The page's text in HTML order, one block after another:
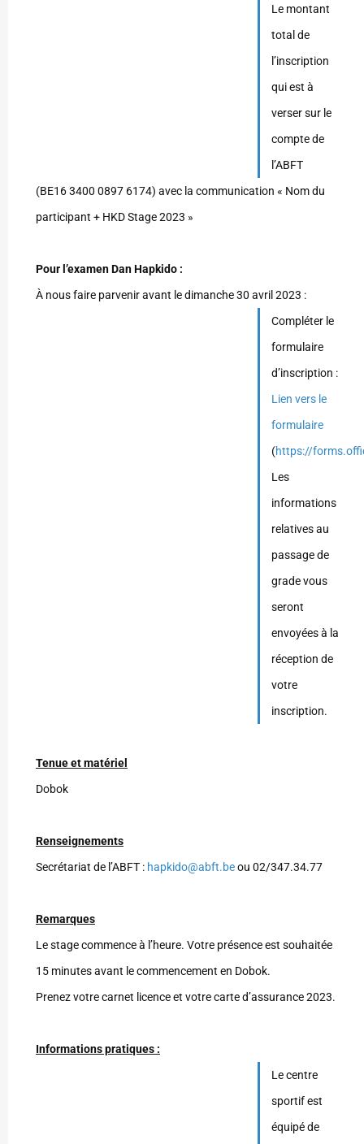
Le montant
total de
l’inscription
qui est à
verser sur le
compte de
l’ABFT
(BE16 3400 0897 6174) avec la communication « Nom du
participant + HKD Stage 2023 »
Pour l’examen Dan Hapkido :
À nous faire parvenir avant le dimanche 30 avril 2023 :
Compléter le
formulaire
d’inscription :
Lien vers le
formulaire
(https://
Les
informations
relatives au
passage de
grade vous
seront
envoyées à la
réception de
votre
inscription.
Tenue et matériel
Dobok
Renseignements
Secrétariat de l’ABFT : hapkido@abft.beou 02/347.34.77
Remarques
Le stage commence à l’heure. Votre présence est souhaitée
15 minutes avant le commencement en Dobok.
Prenez votre carnet licence et votre carte d’assurance 2023.
Informations pratiques :
Le centre
sportif est
équipé de